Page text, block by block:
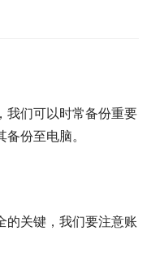
我们可以时常备份重要
份至电脑。
的关键，我们要注意账